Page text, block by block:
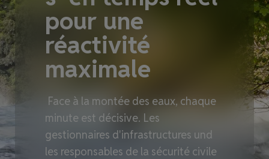
pour une
réactivité
maximale
Face à la montée des eaux, chaque
minute est décisive. Les
gestionnaires d'infrastructures und
les responsables de la sécurité civile